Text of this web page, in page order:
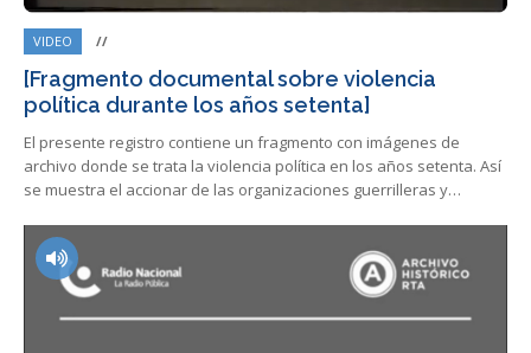
VIDEO //
[Fragmento documental sobre violencia
política durante los años setenta]
El presente registro contiene un fragmento con imágenes de
archivo donde se trata la violencia política en los años setenta. Así
se muestra el accionar de las organizaciones guerrilleras y…